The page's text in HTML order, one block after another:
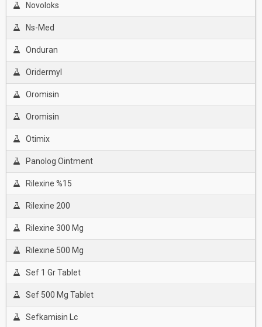
Novoloks
Ns-Med
Onduran
Oridermyl
Oromisin
Oromisin
Otimix
Panolog Ointment
Rilexine %15
Rilexine 200
Rilexine 300 Mg
Rılexıne 500 Mg
Sef 1 Gr Tablet
Sef 500 Mg Tablet
Sefkamisin Lc